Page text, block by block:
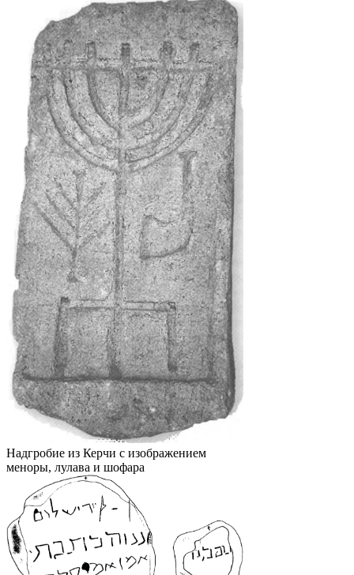
Надгробие из Керчи с изображением
меноры, лулава и шофара